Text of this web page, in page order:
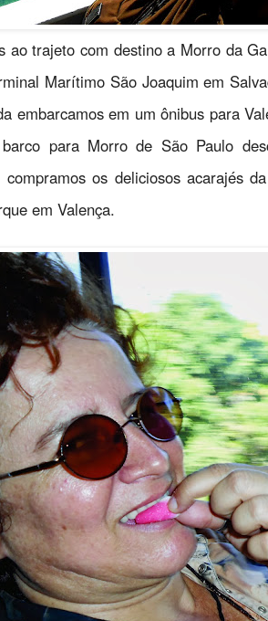
ao trajeto com destino a Morro da
Marítimo São Joaquim em
embarcamos em um ônibus para
para Morro de São Paulo
compramos os deliciosos acarajés
em Valença.